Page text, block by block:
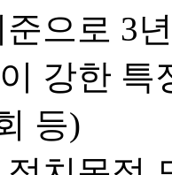
으로 3
강한 특
등)